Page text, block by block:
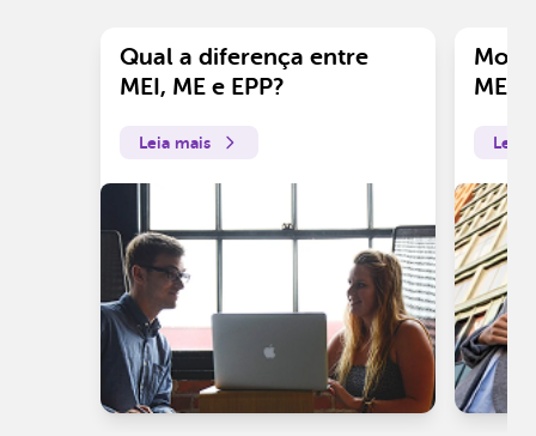
Qual a diferença entre
MEI, ME e EPP?
Leia mais
ME?
Leia